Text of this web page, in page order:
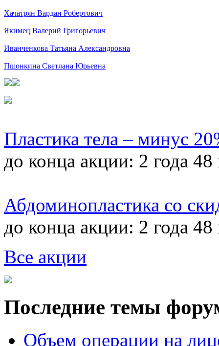
Хачатрян Вардан Робертович
Якимец Валерий Григорьевич
Иванченкова Татьяна Александровна
Пшонкина Светлана Юрьевна
Пластика тела – минус
до конца акции: 2 года 48
Абдоминопластика со
до конца акции: 2 года 48
Все акции
Последние темы
Объем операции на